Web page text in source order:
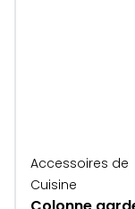
Accessoires de
Cuisine